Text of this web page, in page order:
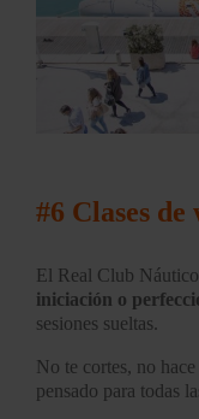
#6 Clases
El Real Club
iniciación o
sesiones sueltas.
No te cortes, no
pensado para todas